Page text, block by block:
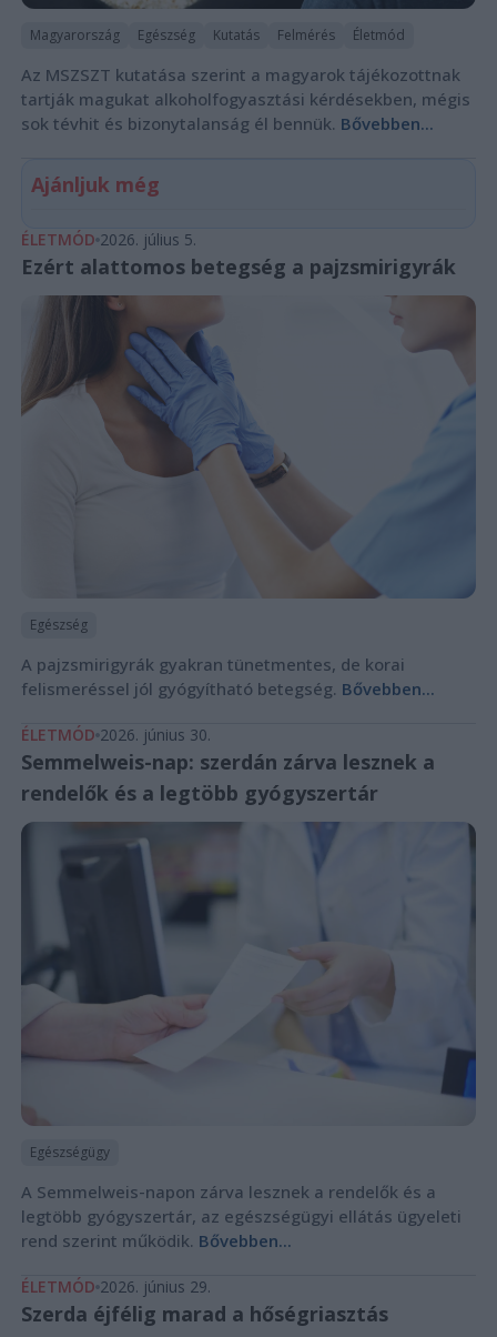
Magyarország Egészség Kutatás Felmérés Életmód
Az MSZSZT kutatása szerint a magyarok tájékozottnak
tartják magukat alkoholfogyasztási kérdésekben, mégis
sok tévhit és bizonytalanság él bennük. Bővebben...
Ajánljuk még
ÉLETMÓD 2026. július 5.
Ezért alattomos betegség a pajzsmirigyrák
Egészség
A pajzsmirigyrák gyakran tünetmentes, de korai
felismeréssel jól gyógyítható betegség. Bővebben...
ÉLETMÓD 2026. június 30.
Semmelweis-nap: szerdán zárva lesznek a
rendelők és a legtöbb gyógyszertár
Egészségügy
A Semmelweis-napon zárva lesznek a rendelők és a
legtöbb gyógyszertár, az egészségügyi ellátás ügyeleti
rend szerint működik. Bővebben...
ÉLETMÓD 2026. június 29.
Szerda éjfélig marad a hőségriasztás